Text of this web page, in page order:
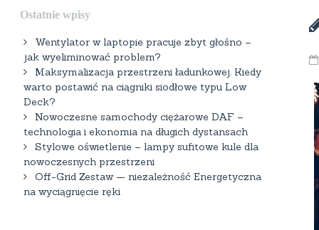
Ostatnie wpisy
Wentylator w laptopie pracuje zbyt głośno –
jak wyeliminować problem?
Maksymalizacja przestrzeni ładunkowej. Kiedy
warto postawić na ciągniki siodłowe typu Low
Deck?
Nowoczesne samochody ciężarowe DAF –
technologia i ekonomia na długich dystansach
Stylowe oświetlenie – lampy sufitowe kule dla
nowoczesnych przestrzeni
Off-Grid Zestaw — niezależność Energetyczna
na wyciągnięcie ręki